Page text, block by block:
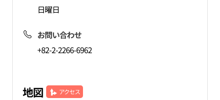
日曜日
お問い合わせ
+82-2-2266-6962
地図 アクセス